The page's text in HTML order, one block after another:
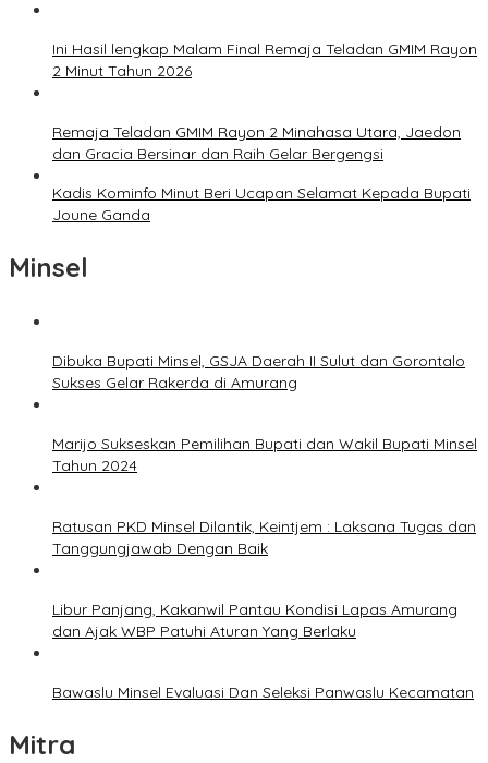
Ini Hasil lengkap Malam Final Remaja Teladan GMIM Rayon
2 Minut Tahun 2026
Remaja Teladan GMIM Rayon 2 Minahasa Utara, Jaedon
dan Gracia Bersinar dan Raih Gelar Bergengsi
Kadis Kominfo Minut Beri Ucapan Selamat Kepada Bupati
Joune Ganda
Minsel
Dibuka Bupati Minsel, GSJA Daerah II Sulut dan Gorontalo
Sukses Gelar Rakerda di Amurang
Marijo Sukseskan Pemilihan Bupati dan Wakil Bupati Minsel
Tahun 2024
Ratusan PKD Minsel Dilantik, Keintjem : Laksana Tugas dan
Tanggungjawab Dengan Baik
Libur Panjang, Kakanwil Pantau Kondisi Lapas Amurang
dan Ajak WBP Patuhi Aturan Yang Berlaku
Bawaslu Minsel Evaluasi Dan Seleksi Panwaslu Kecamatan
Mitra